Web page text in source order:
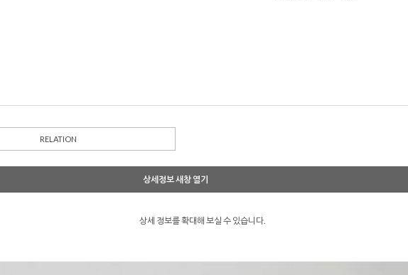
RELATION
상세정보 새창 열기
상세 정보를 확대해 보실 수 있습니다.